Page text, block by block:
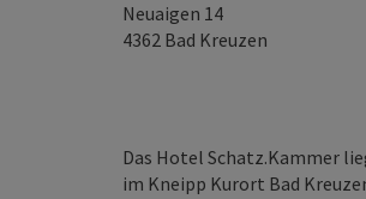
Neuaigen 14
4362 Bad Kreuzen
Das Hotel Schatz.Kammer
im Kneipp Kurort Bad